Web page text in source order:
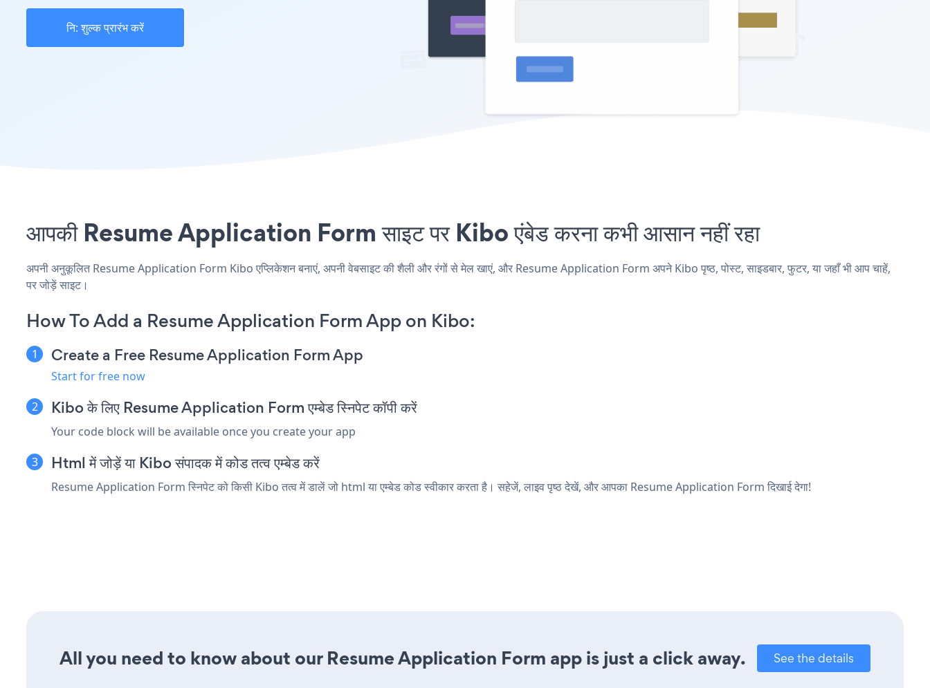
नि: शुल्क प्रारंभ करें
आपकी Resume Application Form साइट पर Kibo एंबेड करना कभी आसान नहीं रहा
अपनी अनुकूलित Resume Application Form Kibo एप्लिकेशन बनाएं, अपनी वेबसाइट की शैली और रंगों से मेल खाएं, और Resume Application Form अपने Kibo पृष्ठ, पोस्ट, साइडबार, फुटर, या जहाँ भी आप चाहें,
पर जोड़ें साइट।
How To Add a Resume Application Form App on Kibo:
Create a Free Resume Application Form App
Start for free now
Kibo के लिए Resume Application Form एम्बेड स्निपेट कॉपी करें
Your code block will be available once you create your app
Html में जोड़ें या Kibo संपादक में कोड तत्व एम्बेड करें
Resume Application Form स्निपेट को किसी Kibo तत्व में डालें जो html या एम्बेड कोड स्वीकार करता है। सहेजें, लाइव पृष्ठ देखें, और आपका Resume Application Form दिखाई देगा!
All you need to know about our Resume Application Form app is just a click away. See the details